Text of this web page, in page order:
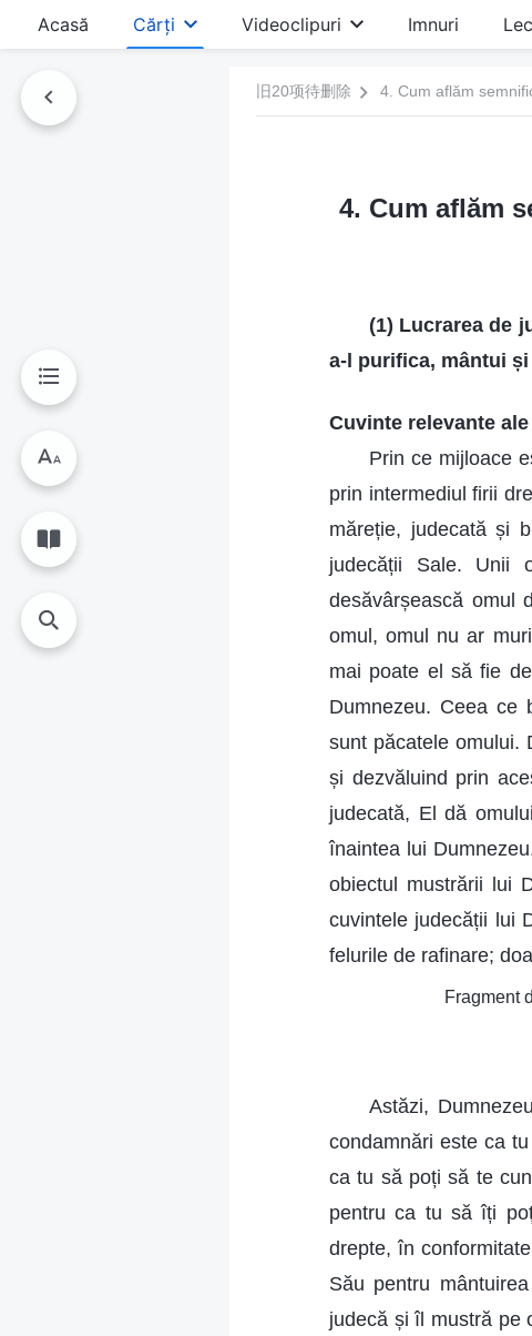
Acasă Cărți Videoclipuri Imnuri
旧20项待删除 4. Cum aflăm
4. Cum aflăm
(1) Lucrarea de
a-l purifica, mântui
Cuvinte relevante
Prin ce mijloace
prin intermediul firii
măreție, judecată și
judecății Sale. Unii
desăvârșească omul
omul, omul nu ar
mai poate el să fie
Dumnezeu. Ceea ce
sunt păcatele omului.
și dezvăluind prin
judecată, El dă
înaintea lui
obiectul mustrării lui
cuvintele judecății lui
felurile de rafinare;
Fragment
Astăzi,
condamnări este ca
ca tu să poți să te
pentru ca tu să îți
drepte, în
Său pentru
judecă și îl mustră pe